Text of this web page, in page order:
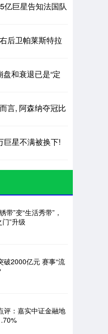
亿巨星告知法国队
后卫帕莱斯特拉
和衰退已是“定
言, 阿森纳夺冠比
巨星不满被换下!
带”变“生活秀带”，
门”升级
破2000亿元 赛事“流
评：嘉实中证金融地